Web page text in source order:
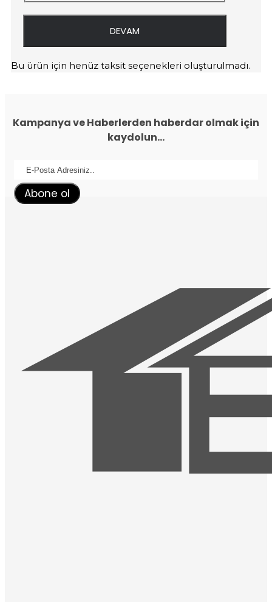
DEVAM
Bu ürün için henüz taksit seçenekleri oluşturulmadı.
Kampanya ve Haberlerden haberdar olmak için
kaydolun...
Abone ol